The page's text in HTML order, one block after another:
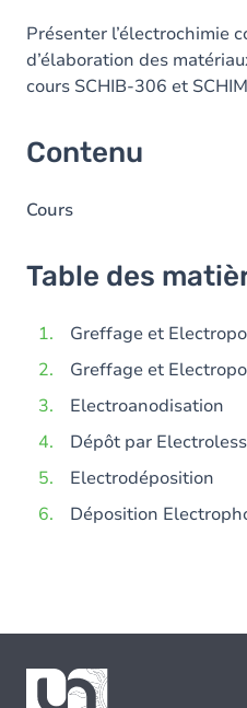
Présenter l’électrochimie
d’élaboration des
cours SCHIB-306 et
Contenu
Cours
Table des
Greffage et
Greffage et
Electroanodisation
Dépôt par Electroless
Electrodéposition
Déposition